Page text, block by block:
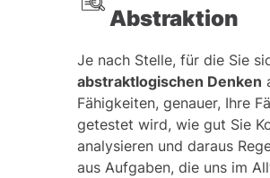
Abstraktion
Je nach Stelle, für die Sie
abstraktlogischen Denken
Fähigkeiten, genauer, Ihre
getestet wird, wie gut Sie
analysieren und daraus
aus Aufgaben, die uns im